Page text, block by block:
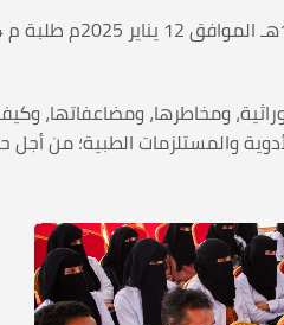
ومخاطرها، ومضاعفاتها،
والمستلزمات الطبية؛ من